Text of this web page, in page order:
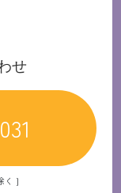
せ
く ]